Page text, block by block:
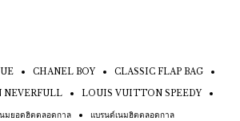
CHANEL BOY CLASSIC FLAP BAG
LOUIS VUITTON SPEEDY
นมยอดฮิตตลอดกาล แบรนด์เนมฮิตตลอดกาล